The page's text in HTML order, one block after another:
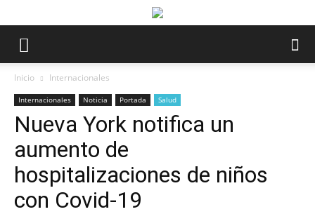
Inicio Internacionales
Internacionales Noticia Portada Salud
Nueva York notifica un
aumento de
hospitalizaciones de niños
con Covid-19